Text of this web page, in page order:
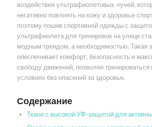
воздействия ультрафиолетовых лучей,
негативно повлиять на кожу и здоровье
поэтому пошив спортивной одежды с
ультрафиолета для тренировок на улице
модным трендом, а необходимостью. Такая
обеспечивает комфорт, безопасность и
свободу движений, позволяя
условиях без опасений за здоровье.
Содержание
Ткани с высокой УФ-защитой для